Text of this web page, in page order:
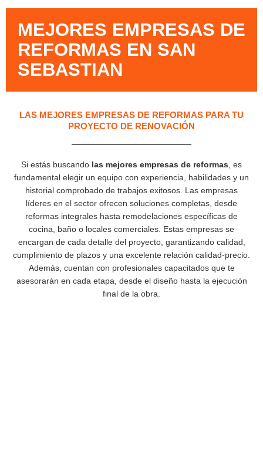
MEJORES EMPRESAS DE
REFORMAS EN SAN
SEBASTIAN
LAS MEJORES EMPRESAS DE REFORMAS PARA TU
PROYECTO DE RENOVACIÓN
Si estás buscando las mejores empresas de reformas , es
fundamental elegir un equipo con experiencia, habilidades y un
historial comprobado de trabajos exitosos. Las empresas
líderes en el sector ofrecen soluciones completas, desde
reformas integrales hasta remodelaciones específicas de
cocina, baño o locales comerciales. Estas empresas se
encargan de cada detalle del proyecto, garantizando calidad,
cumplimiento de plazos y una excelente relación calidad-precio.
Además, cuentan con profesionales capacitados que te
asesorarán en cada etapa, desde el diseño hasta la ejecución
final de la obra.